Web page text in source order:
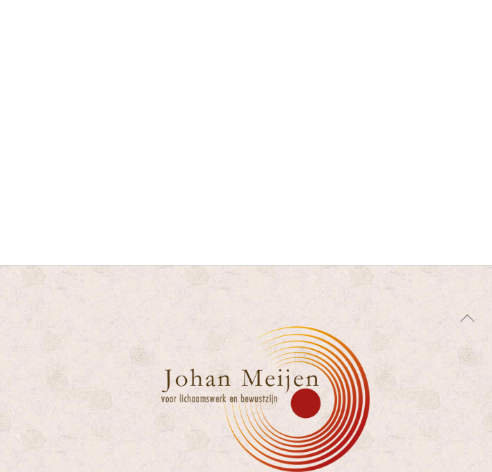
Back
Top